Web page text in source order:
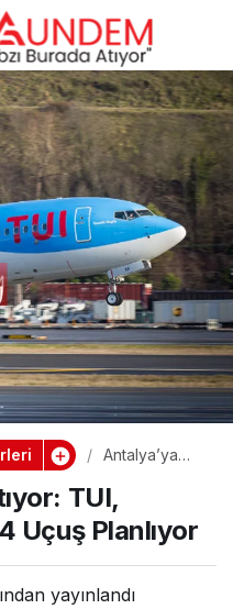
Antalya’ya
TUI,
Cardiff’ten
Haftalık 4
Uçuş Planlıyor
TUI,
Uçuş Planlıyor
yayınlandı
0